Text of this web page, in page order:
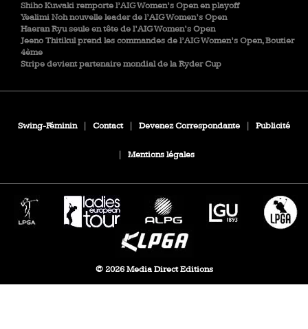
Shiho Kuwaki remporte l’AIG Women’s Open en playoff
Yealimi Noh nouvelle leader de l’AIG Women’s Open
Haeran Ryu seule en tête de l’AIG Women’s Open
Jeeno Thitikul prend les commandes de l’AIG Women’s Open, Boutier
4ème
Stripe devient partenaire mondial de la Ryder Cup
Swing-Féminin Contact Devenez Correspondante Publicité
Mentions légales
© 2026 Media Direct Editions